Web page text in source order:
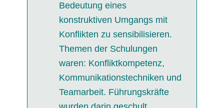
Bedeutung eines
konstruktiven Umgangs mit
Konflikten zu sensibilisieren.
Themen der Schulungen
waren: Konfliktkompetenz,
Kommunikationstechniken und
Teamarbeit. Führungskräfte